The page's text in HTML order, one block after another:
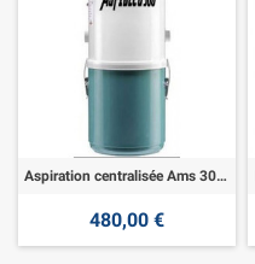
Aspiration centralisée Ams 300 - 1600w
480,00 €